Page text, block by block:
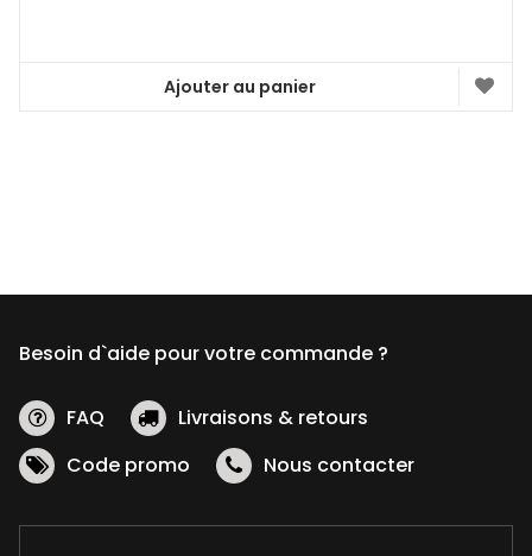
Ajouter au panier
Besoin d`aide pour votre commande ?
FAQ
Livraisons & retours
Code promo
Nous contacter